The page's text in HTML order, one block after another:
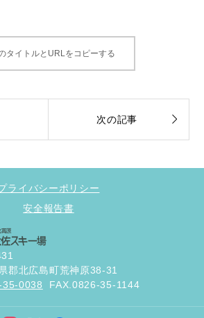
タイトルとURLをコピーする
次の記事 
ライバシーポリシー
安全報告書
郡北広島町荒神原38-31
35-0038
FAX.0826-35-1144